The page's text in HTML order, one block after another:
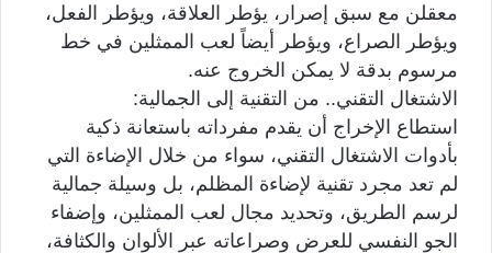
معقلن مع سبق إصرار، يؤطر العلاقة، ويؤطر الفعل،
ويؤطر الصراع، ويؤطر أيضاً لعب الممثلين في خط
مرسوم بدقة لا يمكن الخروج عنه.
الاشتغال التقني.. من التقنية إلى الجمالية:
استطاع الإخراج أن يقدم مفرداته باستعانة ذكية
بأدوات الاشتغال التقني، سواء من خلال الإضاءة التي
لم تعد مجرد تقنية لإضاءة المظلم، بل وسيلة جمالية
لرسم الطريق، وتحديد مجال لعب الممثلين، وإضفاء
الجو النفسي للعرض وصراعاته عبر الألوان والكثافة،